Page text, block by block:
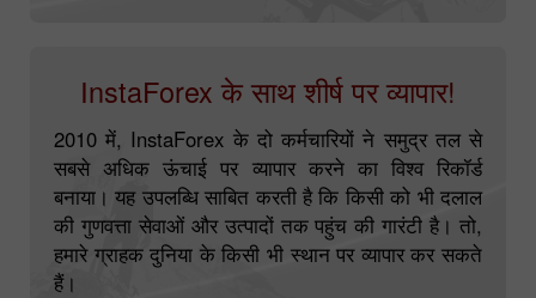
InstaForex के साथ शीर्ष पर व्यापार!
2010 में, InstaForex के दो कर्मचारियों ने समुद्र तल से
सबसे अधिक ऊंचाई पर व्यापार करने का विश्व रिकॉर्ड
बनाया। यह उपलब्धि साबित करती है कि किसी को भी दलाल
की गुणवत्ता सेवाओं और उत्पादों तक पहुंच की गारंटी है। तो,
हमारे ग्राहक दुनिया के किसी भी स्थान पर व्यापार कर सकते
हैं।